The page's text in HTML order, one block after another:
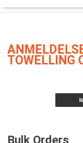
TOWELLING
Bulk Orders